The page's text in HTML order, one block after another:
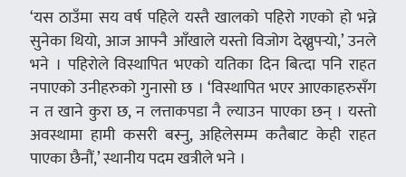
‘यस ठाउँमा सय वर्ष पहिले यस्तै खालको पहिरो गएको हो भन्ने
सुनेका थियो, आज आफ्नै आँखाले यस्तो विजोग देख्नुपर्‍यो,’ उनले
भने । पहिरोले विस्थापित भएको यतिका दिन बित्दा पनि राहत
नपाएको उनीहरुको गुनासो छ । ‘विस्थापित भएर आएकाहरुसँग
न त खाने कुरा छ, न लत्ताकपडा नै ल्याउन पाएका छन् । यस्तो
अवस्थामा हामी कसरी बस्नु, अहिलेसम्म कतैबाट केही राहत
पाएका छैनौं,’ स्थानीय पदम खत्रीले भने ।